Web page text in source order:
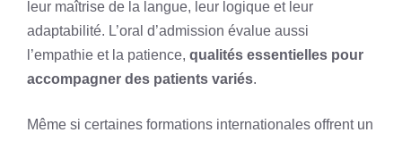
leur maîtrise de la langue, leur logique et leur
adaptabilité. L’oral d’admission évalue aussi
l’empathie et la patience, qualités essentielles pour
accompagner des patients variés.
Même si certaines formations internationales offrent un